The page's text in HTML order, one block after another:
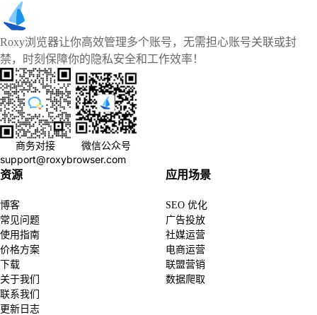
Roxy浏览器让你高效管理多个账号，无需担心账号关联或封
禁，时刻保障你的隐私安全和工作效率！
商务对接
微信公众号
support@roxybrowser.com
资源
博客
常见问题
使用指南
价格方案
下载
关于我们
联系我们
更新日志
应用场景
SEO 优化
广告投放
社媒运营
电商运营
联盟营销
数据爬取